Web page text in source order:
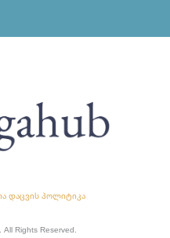
დაცვის პოლიტიკა
Rights Reserved.